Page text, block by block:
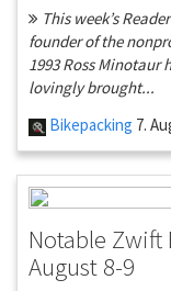
This week’s
founder of the
1993 Ross Minotaur
lovingly brought...
Bikepacking 7.
Notable Zwift
August 8-9